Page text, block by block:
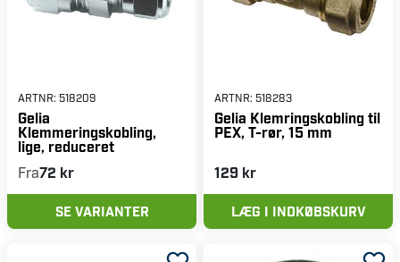
ARTNR: 518209
Gelia
Klemmeringskobling,
lige, reduceret
Fra72 kr
SE VARIANTER
ARTNR: 518283
Gelia Klemringskobling til
PEX, T-rør, 15 mm
129 kr
LÆG I INDKØBSKURV